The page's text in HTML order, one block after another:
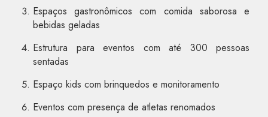
Espaços gastronômicos com comida saborosa e
bebidas geladas
Estrutura para eventos com até 300 pessoas
sentadas
Espaço kids com brinquedos e monitoramento
Eventos com presença de atletas renomados